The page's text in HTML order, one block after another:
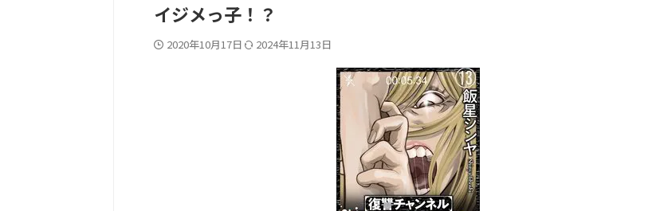
イジメっ子！？
2020年10月17日 2024年11月13日